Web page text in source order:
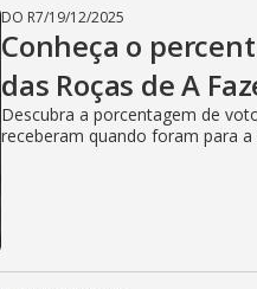
DO R7/19/12/2025
Conheça o
das Roças de A
Descubra a porcentagem de
receberam quando foram para a